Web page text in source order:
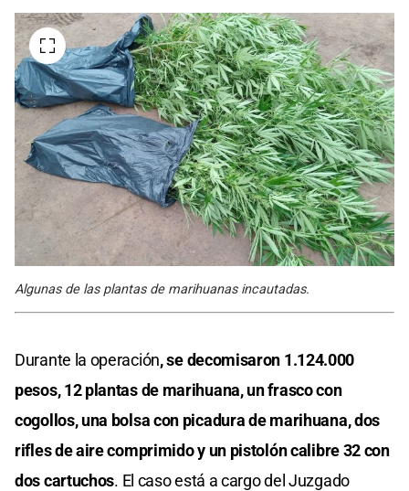
Algunas de las plantas de marihuanas incautadas.
Durante la operación, se decomisaron 1.124.000
pesos, 12 plantas de marihuana, un frasco con
cogollos, una bolsa con picadura de marihuana, dos
rifles de aire comprimido y un pistolón calibre 32 con
dos cartuchos. El caso está a cargo del Juzgado